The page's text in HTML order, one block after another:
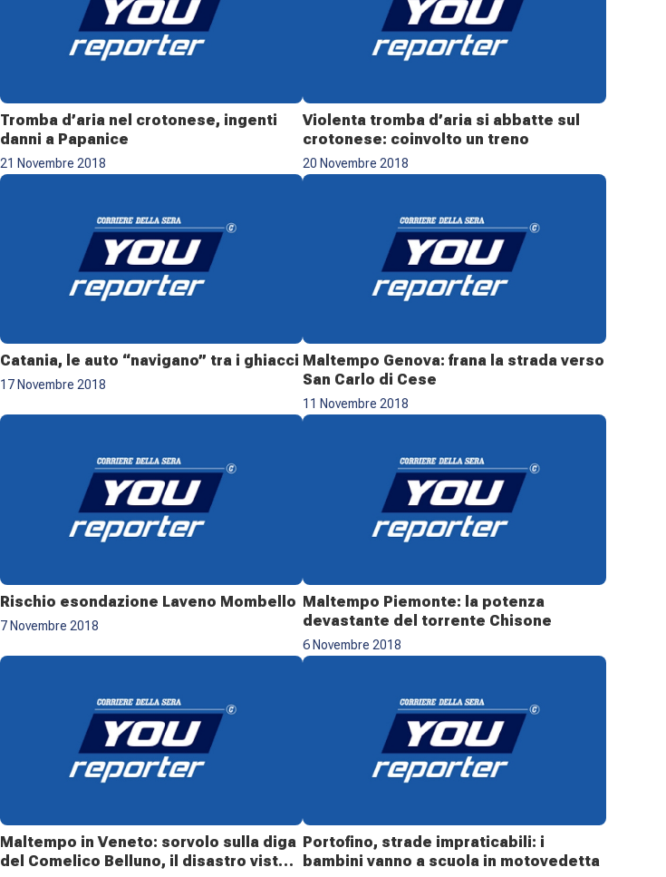
Tromba d’aria nel crotonese, ingenti
danni a Papanice
21 Novembre 2018
Violenta tromba d’aria si abbatte sul
crotonese: coinvolto un treno
20 Novembre 2018
Catania, le auto “navigano” tra i ghiacci
17 Novembre 2018
Maltempo Genova: frana la strada verso
San Carlo di Cese
11 Novembre 2018
Rischio esondazione Laveno Mombello
7 Novembre 2018
Maltempo Piemonte: la potenza
devastante del torrente Chisone
6 Novembre 2018
Maltempo in Veneto: sorvolo sulla diga
del Comelico Belluno, il disastro visto
Portofino, strade impraticabili: i
bambini vanno a scuola in motovedetta